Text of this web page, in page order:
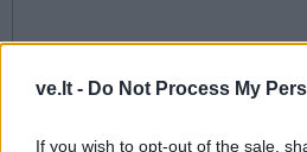
ve.lt - Do Not Process My
If you wish to opt-out of the sale,